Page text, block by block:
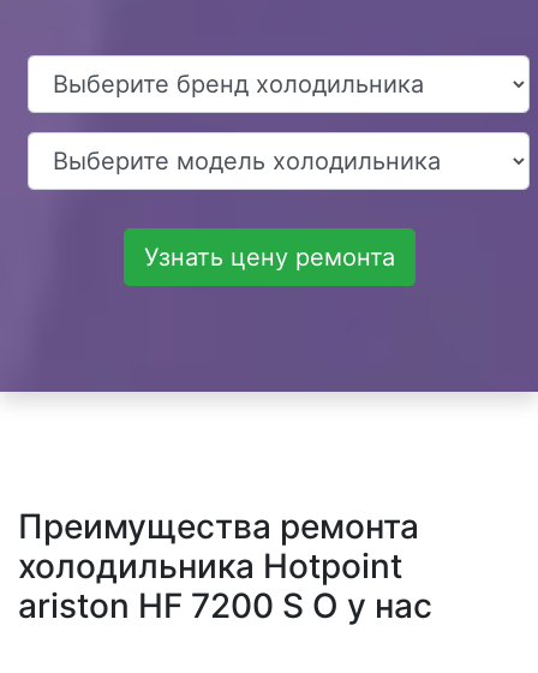
Узнать цену ремонта
Преимущества ремонта
холодильника Hotpoint
ariston HF 7200 S O у нас